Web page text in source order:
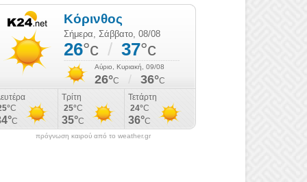
πρόγνωση καιρού από το weather.gr